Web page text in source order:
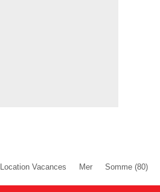
Location Vacances Mer Somme (80)